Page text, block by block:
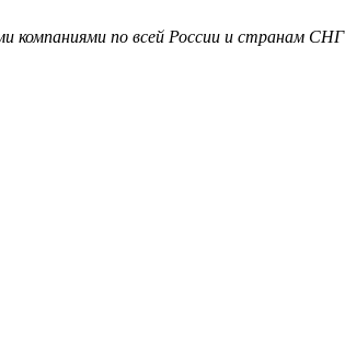
компаниями по всей России и странам СНГ